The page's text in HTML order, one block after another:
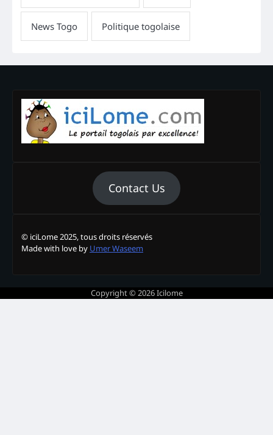
Contact Us
© iciLome 2025, tous droits réservés
Made with love by Umer Waseem
Copyright © 2026Icilome